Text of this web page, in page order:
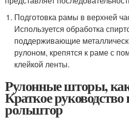
Подготовка рамы в верхней
Используется обработка
поддерживающие
рулоном, крепятся к раме с
клейкой ленты.
Рулонные шторы,
Краткое
рольштор